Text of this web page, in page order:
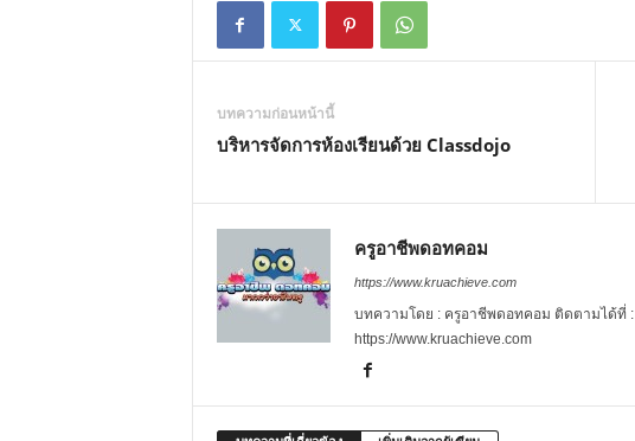
บทความก่อนหน้านี้
บริหารจัดการห้องเรียนด้วย Classdojo
ครูอาชีพดอทคอม
https://www.kruachieve.com
บทความโดย : ครูอาชีพดอทคอม ติดตามได้ที่ :
https://www.kruachieve.com